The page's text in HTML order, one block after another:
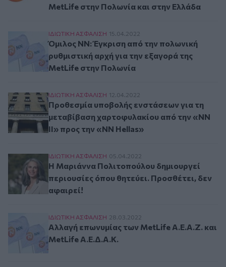
MetLife στην Πολωνία και στην Ελλάδα
Όμιλος NN: Έγκριση από την πολωνική
ΙΔΙΩΤΙΚΗ ΑΣΦAΛΙΣΗ 15.04.2022
Όμιλος NN: Έγκριση από την πολωνική
ρυθμιστική αρχή για την εξαγορά της
MetLife στην Πολωνία
Προθεσμία υποβολής ενστάσεων για τη
ΙΔΙΩΤΙΚΗ ΑΣΦAΛΙΣΗ 12.04.2022
Προθεσμία υποβολής ενστάσεων για τη
μεταβίβαση χαρτοφυλακίου από την «ΝΝ
ΙΙ» προς την «NN Hellas»
Η Μαριάννα Πολιτοπούλου δημιουργεί
ΙΔΙΩΤΙΚΗ ΑΣΦAΛΙΣΗ 05.04.2022
Η Μαριάννα Πολιτοπούλου δημιουργεί
περιουσίες όπου θητεύει. Προσθέτει, δεν
αφαιρεί!
Αλλαγή επωνυμίας των MetLife Α.Ε.Α.Ζ. και
ΙΔΙΩΤΙΚΗ ΑΣΦAΛΙΣΗ 28.03.2022
Αλλαγή επωνυμίας των MetLife Α.Ε.Α.Ζ. και
MetLife Α.Ε.Δ.Α.Κ.